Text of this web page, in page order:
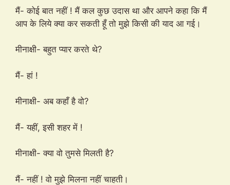
मैं- कोई बात नहीं ! मैं कल कुछ उदास था और आपने कहा कि मैं
आप के लिये क्या कर सकती हूँ तो मुझे किसी की याद आ गई।
मीनाक्षी- बहुत प्यार करते थे?
मैं- हां !
मीनाक्षी- अब कहाँ है वो?
मैं- यहीं, इसी शहर में !
मीनाक्षी- क्या वो तुमसे मिलती है?
मैं- नहीं ! वो मुझे मिलना नहीं चाहती।